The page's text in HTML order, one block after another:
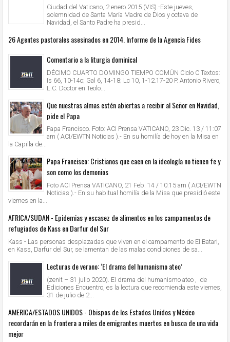
Ciudad del Vaticano, 2 enero 2015 (VIS).-Este jueves,
solemnidad de Santa María Madre de Dios y octava de
Navidad, el Santo Padre ha presid...
26 Agentes pastorales asesinados en 2014. Informe de la Agencia Fides
Comentario a la liturgia dominical
DÉCIMO CUARTO DOMINGO TIEMPO COMÚN Ciclo C Textos:
Is 66, 10-14c; Gal 6, 14-18; Lc 10, 1-12.17-20 P. Antonio Rivero,
L.C. Doctor en Teolo...
Que nuestras almas estén abiertas a recibir al Señor en Navidad,
pide el Papa
Papa Francisco. Foto: ACI Prensa VATICANO, 23 Dic. 13 / 11:07
am ( ACI/EWTN Noticias ).- En su homilía de hoy en la Misa en
la Capilla de...
Papa Francisco: Cristianos que caen en la ideología no tienen fe y
son como los demonios
Foto ACI Prensa VATICANO, 21 Feb. 14 / 10:15 am ( ACI/EWTN
Noticias ).- En su habitual homilía de la Misa que presidió este
viernes en la...
AFRICA/SUDAN - Epidemias y escasez de alimentos en los campamentos de
refugiados de Kass en Darfur del Sur
Kass - Las personas desplazadas que viven en el campamento de El Batari,
en Kass, Darfur del Sur, se lamentan de las malas condiciones de sa...
Lecturas de verano: ‘El drama del humanismo ateo’
(zenit – 31 julio 2020). El drama del humanismo ateo , de
Ediciones Encuentro, es la lectura que recomienda este viernes,
31 de julio de 2...
AMERICA/ESTADOS UNIDOS - Obispos de los Estados Unidos y México
recordarán en la frontera a miles de emigrantes muertos en busca de una vida
mejor